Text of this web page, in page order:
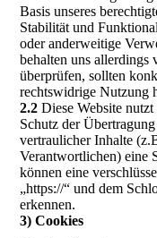
Basis unseres
Stabilität und
oder anderweitige
behalten uns allerdings
überprüfen, sollten
rechtswidrige Nutzung
2.2 Diese Website
Schutz der
vertraulicher Inhalte
Verantwortlichen) eine
können eine
„https://“ und dem
erkennen.
3) Cookies